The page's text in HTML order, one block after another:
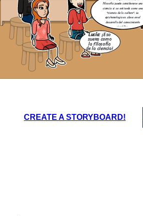
Lucía:¡Eso
suena como
la filosofía
de la ciencia!
filosofía puede considerarse una
ciencia si se entiende como una
"ciencia de la cultura". La
epistemología es clave en el
desarrollo del conocimiento
científico.
CREATE A STORYBOARD!